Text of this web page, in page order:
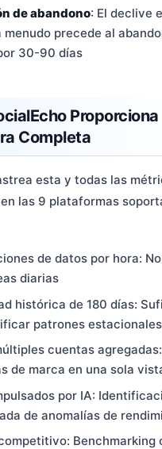
de abandono: El declive
menudo precede al
30-90 días
Proporciona
Completa
esta y todas las
las 9 plataformas
de datos por hora:
diarias
histórica de 180 días:
patrones estacionales
cuentas
de marca en una sola
por IA:
de anomalías de
Benchmarking